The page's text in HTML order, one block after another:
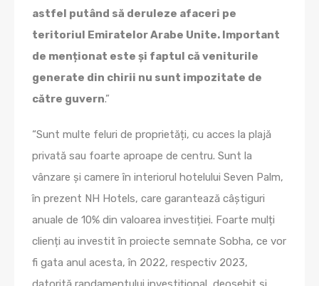
astfel putând să deruleze afaceri pe
teritoriul Emiratelor Arabe Unite. Important
de menționat este și faptul că veniturile
generate din chirii nu sunt impozitate de
către guvern.”
“Sunt multe feluri de proprietăți, cu acces la plajă
privată sau foarte aproape de centru. Sunt la
vânzare și camere în interiorul hotelului Seven Palm,
în prezent NH Hotels, care garantează câștiguri
anuale de 10% din valoarea investiției. Foarte mulți
clienți au investit în proiecte semnate Sobha, ce vor
fi gata anul acesta, în 2022, respectiv 2023,